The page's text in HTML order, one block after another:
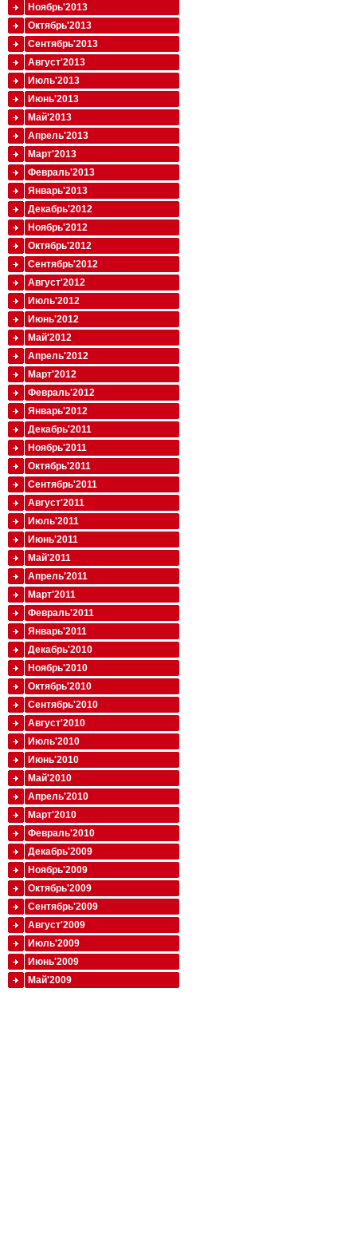
Ноябрь'2013
Октябрь'2013
Сентябрь'2013
Август'2013
Июль'2013
Июнь'2013
Май'2013
Апрель'2013
Март'2013
Февраль'2013
Январь'2013
Декабрь'2012
Ноябрь'2012
Октябрь'2012
Сентябрь'2012
Август'2012
Июль'2012
Июнь'2012
Май'2012
Апрель'2012
Март'2012
Февраль'2012
Январь'2012
Декабрь'2011
Ноябрь'2011
Октябрь'2011
Сентябрь'2011
Август'2011
Июль'2011
Июнь'2011
Май'2011
Апрель'2011
Март'2011
Февраль'2011
Январь'2011
Декабрь'2010
Ноябрь'2010
Октябрь'2010
Сентябрь'2010
Август'2010
Июль'2010
Июнь'2010
Май'2010
Апрель'2010
Март'2010
Февраль'2010
Декабрь'2009
Ноябрь'2009
Октябрь'2009
Сентябрь'2009
Август'2009
Июль'2009
Июнь'2009
Май'2009